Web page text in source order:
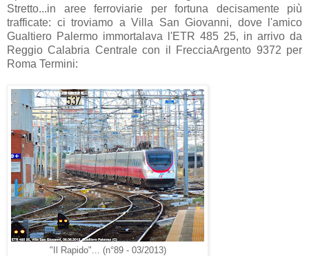
Stretto...in aree ferroviarie per fortuna decisamente più
trafficate: ci troviamo a Villa San Giovanni, dove l'amico
Gualtiero Palermo immortalava l'ETR 485 25, in arrivo da
Reggio Calabria Centrale con il FrecciaArgento 9372 per
Roma Termini:
"Il Rapido"... (n°89 - 03/2013)